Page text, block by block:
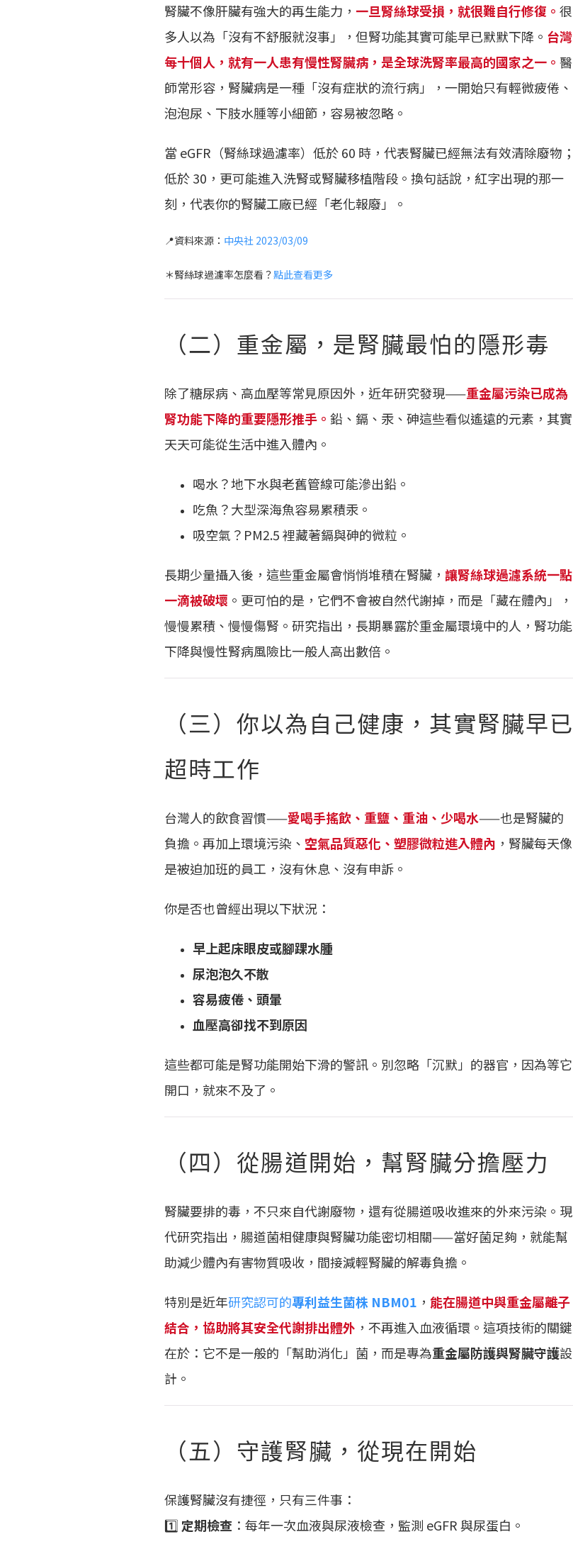
腎臟不像肝臟有強大的再生能力， 一旦腎絲球受損，就很難自行修復。 很
多人以為「沒有不舒服就沒事」，但腎功能其實可能早已默默下降。 台灣
每十個人，就有一人患有慢性腎臟病，是全球洗腎率最高的國家之一。 醫
師常形容，腎臟病是一種「沒有症狀的流行病」，一開始只有輕微疲倦、
泡泡尿、下肢水腫等小細節，容易被忽略。
當 eGFR（腎絲球過濾率）低於 60 時，代表腎臟已經無法有效清除廢物；
低於 30，更可能進入洗腎或腎臟移植階段。換句話說，紅字出現的那一
刻，代表你的腎臟工廠已經「老化報廢」。
📍資料來源： 中央社 2023/03/09
＊腎絲球過濾率怎麼看？點此查看更多
（二）重金屬，是腎臟最怕的隱形毒
除了糖尿病、高血壓等常見原因外，近年研究發現——重金屬污染已成為
腎功能下降的重要隱形推手。 鉛、鎘、汞、砷這些看似遙遠的元素，其實
天天可能從生活中進入體內。
喝水？地下水與老舊管線可能滲出鉛。
吃魚？大型深海魚容易累積汞。
吸空氣？PM2.5 裡藏著鎘與砷的微粒。
長期少量攝入後，這些重金屬會悄悄堆積在腎臟， 讓腎絲球過濾系統一點
一滴被破壞 。更可怕的是，它們不會被自然代謝掉，而是「藏在體內」，
慢慢累積、慢慢傷腎。研究指出，長期暴露於重金屬環境中的人，腎功能
下降與慢性腎病風險比一般人高出數倍。
（三）你以為自己健康，其實腎臟早已
超時工作
台灣人的飲食習慣——愛喝手搖飲、重鹽、重油、少喝水——也是腎臟的
負擔。再加上環境污染、 空氣品質惡化、塑膠微粒進入體內 ，腎臟每天像
是被迫加班的員工，沒有休息、沒有申訴。
你是否也曾經出現以下狀況：
早上起床眼皮或腳踝水腫
尿泡泡久不散
容易疲倦、頭暈
血壓高卻找不到原因
這些都可能是腎功能開始下滑的警訊。別忽略「沉默」的器官，因為等它
開口，就來不及了。
（四）從腸道開始，幫腎臟分擔壓力
腎臟要排的毒，不只來自代謝廢物，還有從腸道吸收進來的外來污染。現
代研究指出，腸道菌相健康與腎臟功能密切相關——當好菌足夠，就能幫
助減少體內有害物質吸收，間接減輕腎臟的解毒負擔。
特別是近年研究認可的專利益生菌株 NBM01 ， 能在腸道中與重金屬離子
結合，協助將其安全代謝排出體外 ，不再進入血液循環。這項技術的關鍵
在於：它不是一般的「幫助消化」菌，而是專為重金屬防護與腎臟守護設
計。
（五）守護腎臟，從現在開始
保護腎臟沒有捷徑，只有三件事：
1️⃣ 定期檢查 ：每年一次血液與尿液檢查，監測 eGFR 與尿蛋白。